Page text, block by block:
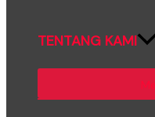
TENTANG KAMI